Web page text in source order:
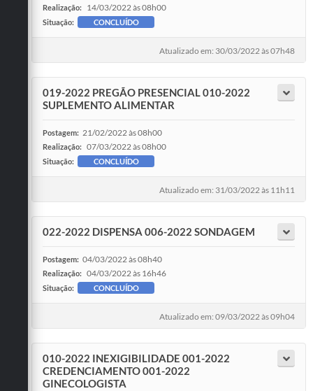
Realização: 14/03/2022 às 08h00
Situação: CONCLUÍDO
Atualizado em: 30/03/2022 às 07h48
019-2022 PREGÃO PRESENCIAL 010-2022
SUPLEMENTO ALIMENTAR
Postagem: 21/02/2022 às 08h00
Realização: 07/03/2022 às 08h00
Situação: CONCLUÍDO
Atualizado em: 31/03/2022 às 11h11
022-2022 DISPENSA 006-2022 SONDAGEM
Postagem: 04/03/2022 às 08h40
Realização: 04/03/2022 às 16h46
Situação: CONCLUÍDO
Atualizado em: 09/03/2022 às 09h04
010-2022 INEXIGIBILIDADE 001-2022
CREDENCIAMENTO 001-2022
GINECOLOGISTA